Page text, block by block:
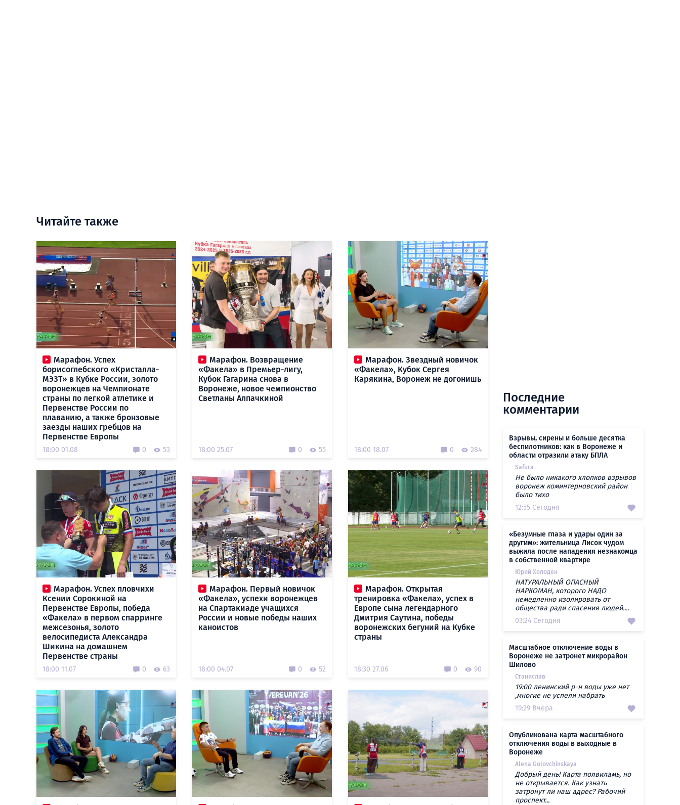
Читайте также
Марафон. Успех
борисоглебского «Кристалла-
МЭЗТ» в Кубке России, золото
воронежцев на Чемпионате
страны по легкой атлетике и
Первенстве России по
плаванию, а также бронзовые
заезды наших гребцов на
Первенстве Европы
18:00 01.08 0 53
Марафон. Возвращение
«Факела» в Премьер-лигу,
Кубок Гагарина снова в
Воронеже, новое чемпионство
Светланы Алпачкиной
18:00 25.07 0 55
Марафон. Звездный новичок
«Факела», Кубок Сергея
Карякина, Воронеж не догонишь
18:00 18.07 0 284
Марафон. Успех пловчихи
Ксении Сорокиной на
Первенстве Европы, победа
«Факела» в первом спарринге
межсезонья, золото
велосипедиста Александра
Шикина на домашнем
Первенстве страны
18:00 11.07 0 63
Марафон. Первый новичок
«Факела», успехи воронежцев
на Спартакиаде учащихся
России и новые победы наших
каноистов
18:00 04.07 0 52
Марафон. Открытая
тренировка «Факела», успех в
Европе сына легендарного
Дмитрия Саутина, победы
воронежских бегуний на Кубке
страны
18:30 27.06 0 90
Последние
комментарии
Взрывы, сирены и больше десятка
беспилотников: как в Воронеже и
области отразили атаку БПЛА
Safura
Не было никакого хлопков взрывов
воронеж коминтерновский район
было тихо
12:55 Сегодня
«Безумные глаза и удары один за
другим»: жительница Лисок чудом
выжила после нападения незнакомца
в собственной квартире
Юрий Холодён
НАТУРАЛЬНЫЙ ОПАСНЫЙ
НАРКОМАН, которого НАДО
немедленно изолировать от
общества ради спасения людей....
03:24 Сегодня
Масштабное отключение воды в
Воронеже не затронет микрорайон
Шилово
Станислав
19:00 ленинский р-н воды уже нет
,многие не успели набрать
19:29 Вчера
Опубликована карта масштабного
отключения воды в выходные в
Воронеже
Alena Golovchinskaya
Добрый день! Карта появиламь, но
не открывается. Как узнать
затронут ли наш адрес? Рабочий
проспект...